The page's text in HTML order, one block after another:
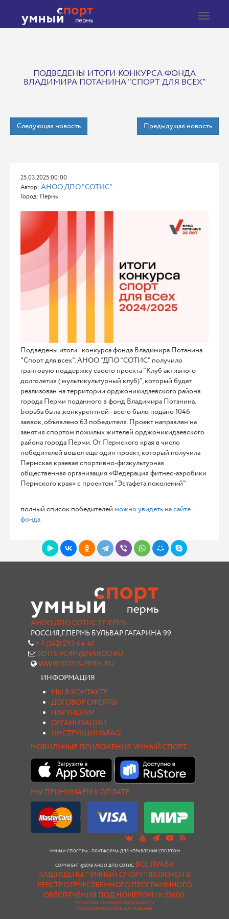
Toggle
ПОДВЕДЕНЫ ИТОГИ КОНКУРСА ФОНДА
ВЛАДИМИРА ПОТАНИНА "СПОРТ ДЛЯ ВСЕХ"
Следующая новость Предыдущая новость
25.03.2025 00:00
Автор: АНОО ДПО "СОТИС"
Город: Пермь
Подведены итоги конкурса фонда Владимира Потанина
"Спорт для всех". АНОО "ДПО "СОТИС" получило
грантовую поддержку своего проекта "Клуб активного
долголетия ( мультикультурный клуб)", который будет
реализован на территории орджоникидзевского района
города Перми поданного в фонд Владимира Потанина.
Борьба была ,конкурентной - всего было подано 1046
заявок, объявлено 63 победителя. Проект направлен на
занятия спортом пожилых жителей орджоникидзевского
района города Перми. От Пермского края в число
победителей вошел еще один проект, который получила
Пермская краевая спортивно-физкультурная
общественная организация «Федерация фитнес-аэробики
Пермского края» с проектом "Эстафета поколений"
полный список победителей можно увидеть на сайте
фонда
АНОО ДПО СОТИС Г.ПЕРМЬ
РОССИЯ,Г.ПЕРМЬ БУЛЬВАР ГАГАРИНА 99
+ 7 (342) 293-64-41
SOTIS-PERM@NAROD.RU
WWW.SOTIS-PERM.RU
ИНФОРМАЦИЯ
МЫ В КОНТАКТЕ
ДОГОВОР ОФЕРТЫ
ПАРТНЕРАМ
ОРГАНИЗАЦИИ
ИНСТРУКЦИИ&FAQ
МОБИЛЬНЫЕ ПРИЛОЖЕНИЯ УМНЫЙ СПОРТ
МЫ ПРИНИМАЕМ К ОПЛАТЕ
УМНЫЙ-СПОРТ.РФ - ПЛАТФОРМА ДЛЯ УПРАВЛЕНИЯ СПОРТОМ
COPYRIGHT ©2018 АНОО ДПО СОТИС. ВСЕ ПРАВА
ЗАЩИЩЕНЫ."УМНЫЙ СПОРТ " ВКЛЮЧЕН В
РЕЕСТР ОТЕЧЕСТВЕННОГО ПРОГРАММНОГО
ОБЕСПЕЧЕНИЯ ПОД НОМЕРОМ № 23600.
ПОЛИТИКА КОНФИДЕНЦИАЛЬНОСТИ
ПОЛЬЗОВАТЕЛЬСКОЕ СОГЛАШЕНИЕ